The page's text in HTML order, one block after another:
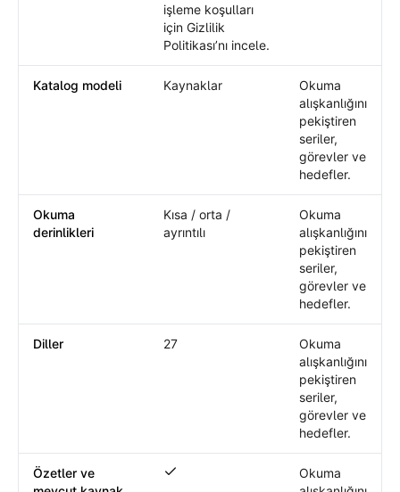
işleme koşulları
için Gizlilik
Politikası’nı incele.
Katalog modeli Kaynaklar
Okuma
alışkanlığını
pekiştiren
seriler,
görevler ve
hedefler.
Okuma
derinlikleri
Kısa / orta /
ayrıntılı
Okuma
alışkanlığını
pekiştiren
seriler,
görevler ve
hedefler.
Diller 27
Okuma
alışkanlığını
pekiştiren
seriler,
görevler ve
hedefler.
Özetler ve
Özetler ve mevcut kaynak bağlamıyla
Okuma